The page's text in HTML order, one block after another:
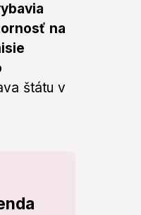
na
štátu v